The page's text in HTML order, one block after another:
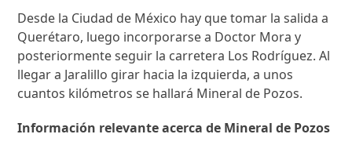
Desde la Ciudad de México hay que tomar la salida a
Querétaro, luego incorporarse a Doctor Mora y
posteriormente seguir la carretera Los Rodríguez. Al
llegar a Jaralillo girar hacia la izquierda, a unos
cuantos kilómetros se hallará Mineral de Pozos.
Información relevante acerca de Mineral de Pozos